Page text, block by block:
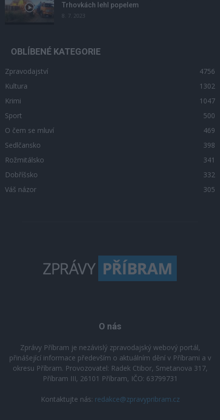
Trhovkách lehl popelem
8. 7. 2023
OBLÍBENÉ KATEGORIE
Zpravodajství
4756
Kultura
1302
Krimi
1047
Sport
500
O čem se mluví
469
Sedlčansko
398
Rožmitálsko
341
Dobříšsko
332
Váš názor
305
O nás
Zprávy Příbram je nezávislý zpravodajský webový portál,
přinášející informace především o aktuálním dění v Příbrami a v
okresu Příbram. Provozovatel: Radek Ctibor, Smetanova 317,
Příbram III, 26101 Příbram, IČO: 63799731
Kontaktujte nás: redakce@zpravypribram.cz